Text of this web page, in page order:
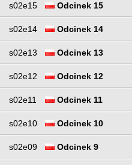
s02e15 Odcinek 15
s02e14 Odcinek 14
s02e13 Odcinek 13
s02e12 Odcinek 12
s02e11 Odcinek 11
s02e10 Odcinek 10
s02e09 Odcinek 9